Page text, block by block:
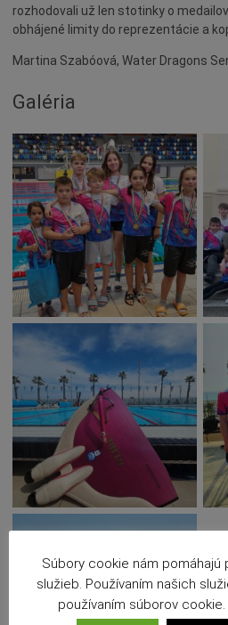
Národnostné menšiny
Rekonštrukcia
História
Turizmus
Slnečné jazerá
Zdravotníctvo
Dobrovoľníctvo
Rady a tipy
Benefícia
Deti a rodina
Dobrovoľníctvo
Benefícia
Duchovný život
EkoMesto
Tradície
Veda
Pracovné ponuky
rozhodovali už len stotinky o
obhájené limity do reprezentácie a
Martina Szabóová, Water Dragons
Galéria
Súbory cookie nám pomáhajú
služieb. Používaním našich
používaním súborov cookie.